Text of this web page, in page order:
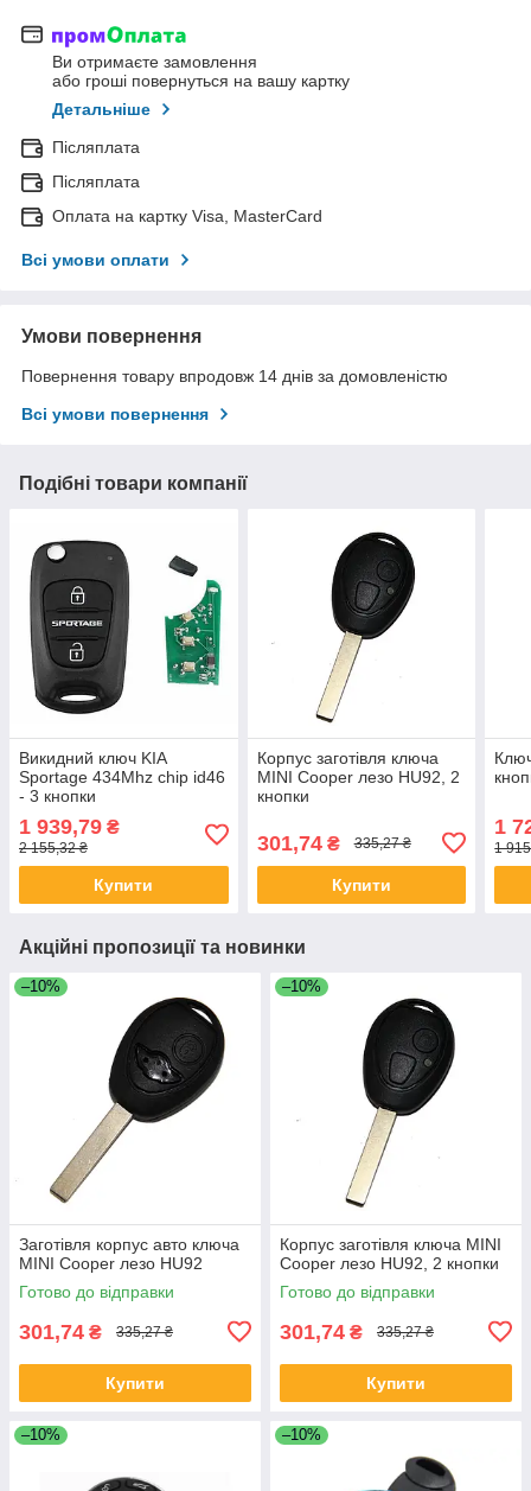
Ви отримаєте замовлення
або гроші повернуться на вашу картку
Детальніше
Післяплата
Післяплата
Оплата на картку Visa, MasterCard
Всі умови оплати
Умови повернення
Повернення товару впродовж 14 днів за домовленістю
Всі умови повернення
Подібні товари компанії
Викидний ключ KIA
Sportage 434Mhz chip id46
- 3 кнопки
1 939,79 ₴
2 155,32 ₴
Купити
Корпус заготівля ключа
MINI Cooper лезо HU92, 2
кнопки
301,74₴ 335,27 ₴
Купити
1
1
Акційні пропозиції та новинки
–10%
Заготівля корпус авто ключа
MINI Cooper лезо HU92
Готово до відправки
301,74 ₴ 335,27 ₴
Купити
–10%
Корпус заготівля ключа MINI
Cooper лезо HU92, 2 кнопки
Готово до відправки
301,74 ₴ 335,27 ₴
Купити
–10% –10%